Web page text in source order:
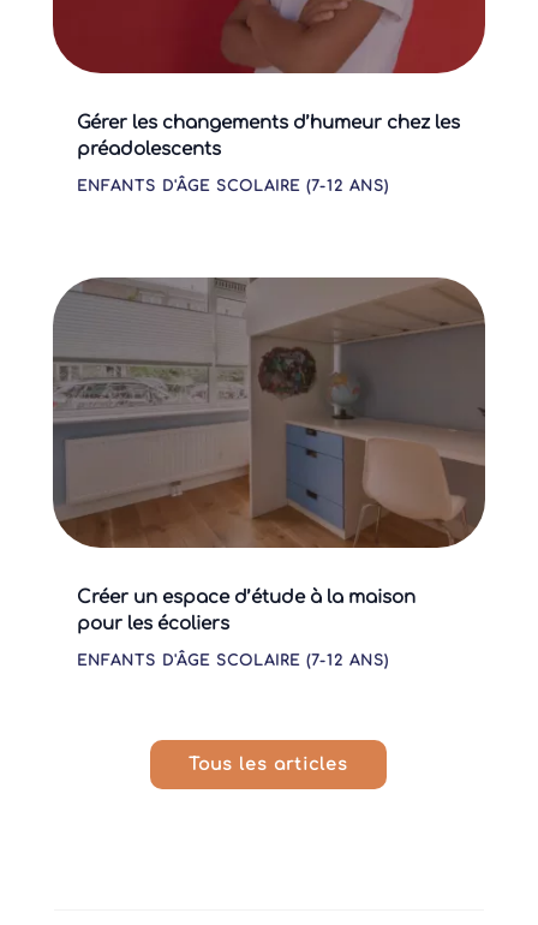
Gérer les changements d’humeur chez les
préadolescents
ENFANTS D'ÂGE SCOLAIRE (7-12 ANS)
Créer un espace d’étude à la maison
pour les écoliers
ENFANTS D'ÂGE SCOLAIRE (7-12 ANS)
Tous les articles